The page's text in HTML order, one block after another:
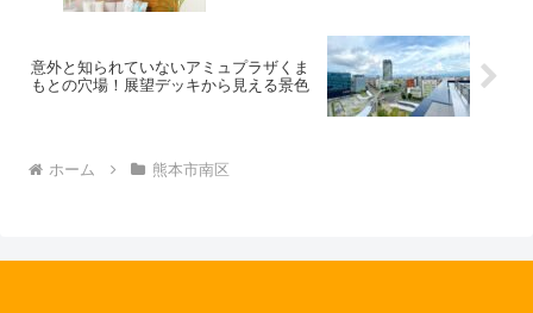
意外と知られていないアミュプラザくま
もとの穴場！展望デッキから見える景色
ホーム 熊本市南区